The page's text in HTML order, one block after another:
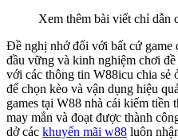
Xem thêm bài viết chỉ dẫn
Đề nghị nhớ đối với bất cứ game
đầu vững và kinh nghiệm chơi
với các thông tin W88icu chia sẻ
để chọn kèo và vận dụng hiệu
games tại W88 nhà cái kiếm tiền
may mắn và đoạt được thành
dở các khuyến mãi w88 luôn